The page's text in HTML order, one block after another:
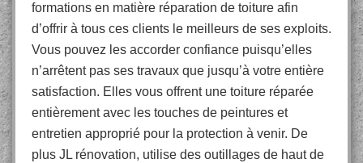
formations en matière réparation de toiture afin
d’offrir à tous ces clients le meilleurs de ses exploits.
Vous pouvez les accorder confiance puisqu’elles
n’arrêtent pas ses travaux que jusqu’à votre entière
satisfaction. Elles vous offrent une toiture réparée
entièrement avec les touches de peintures et
entretien approprié pour la protection à venir. De
plus JL rénovation, utilise des outillages de haut de